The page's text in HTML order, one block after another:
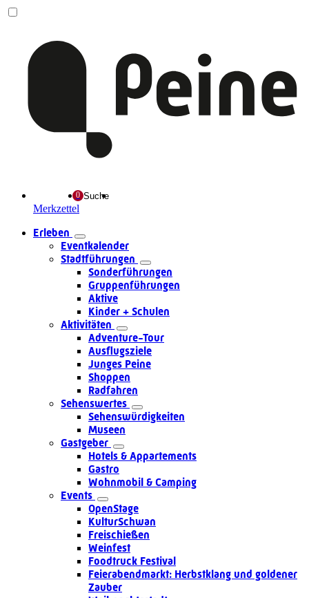
Merkzettel
Suche
Erleben
Eventkalender
Stadtführungen
Sonderführungen
Gruppenführungen
Aktive
Kinder + Schulen
Aktivitäten
Adventure-Tour
Ausflugsziele
Junges Peine
Shoppen
Radfahren
Sehenswertes
Sehenswürdigkeiten
Museen
Gastgeber
Hotels & Appartements
Gastro
Wohnmobil & Camping
Events
OpenStage
KulturSchwan
Freischießen
Weinfest
Foodtruck Festival
Feierabendmarkt: Herbstklang und goldener
Zauber